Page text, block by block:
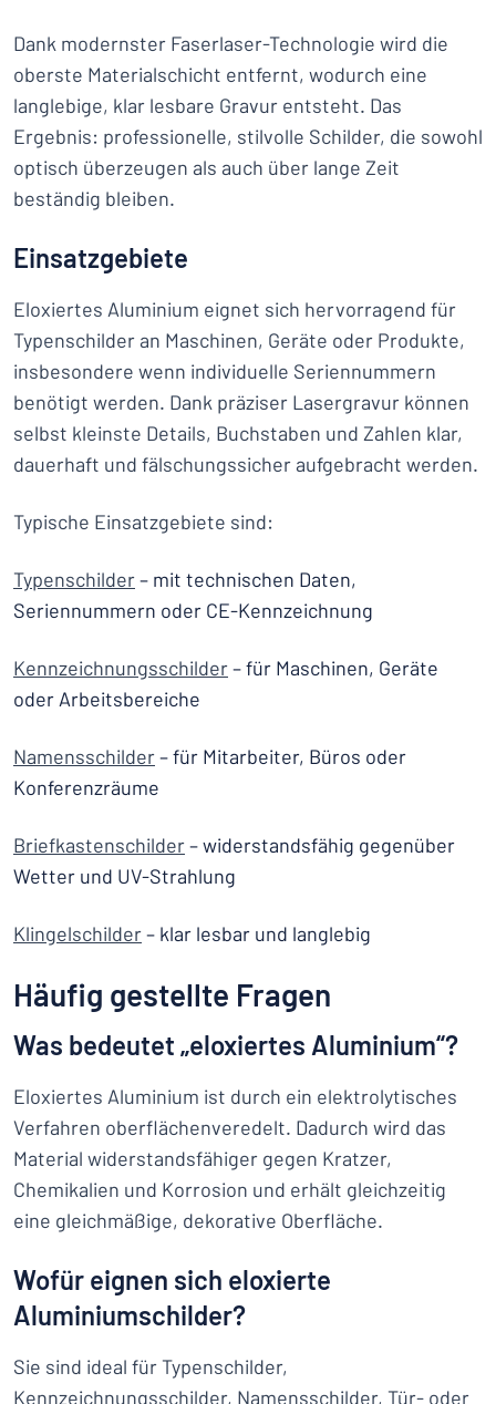
Dank modernster Faserlaser-Technologie wird die
oberste Materialschicht entfernt, wodurch eine
langlebige, klar lesbare Gravur entsteht. Das
Ergebnis: professionelle, stilvolle Schilder, die sowohl
optisch überzeugen als auch über lange Zeit
beständig bleiben.
Einsatzgebiete
Eloxiertes Aluminium eignet sich hervorragend für
Typenschilder an Maschinen, Geräte oder Produkte,
insbesondere wenn individuelle Seriennummern
benötigt werden. Dank präziser Lasergravur können
selbst kleinste Details, Buchstaben und Zahlen klar,
dauerhaft und fälschungssicher aufgebracht werden.
Typische Einsatzgebiete sind:
Typenschilder– mit technischen Daten,
Seriennummern oder CE-Kennzeichnung
Kennzeichnungsschilder– für Maschinen, Geräte
oder Arbeitsbereiche
Namensschilder– für Mitarbeiter, Büros oder
Konferenzräume
Briefkastenschilder– widerstandsfähig gegenüber
Wetter und UV-Strahlung
Klingelschilder– klar lesbar und langlebig
Häufig gestellte Fragen
Was bedeutet „eloxiertes Aluminium“?
Eloxiertes Aluminium ist durch ein elektrolytisches
Verfahren oberflächenveredelt. Dadurch wird das
Material widerstandsfähiger gegen Kratzer,
Chemikalien und Korrosion und erhält gleichzeitig
eine gleichmäßige, dekorative Oberfläche.
Wofür eignen sich eloxierte
Aluminiumschilder?
Sie sind ideal für Typenschilder,
Kennzeichnungsschilder, Namensschilder, Tür- oder